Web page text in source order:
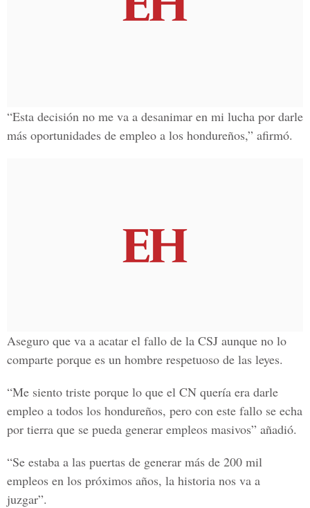
“Esta decisión no me va a desanimar en mi lucha por darle
más oportunidades de empleo a los hondureños,” afirmó.
Aseguro que va a acatar el fallo de la CSJ aunque no lo
comparte porque es un hombre respetuoso de las leyes.
“Me siento triste porque lo que el CN quería era darle
empleo a todos los hondureños, pero con este fallo se echa
por tierra que se pueda generar empleos masivos” añadió.
“Se estaba a las puertas de generar más de 200 mil
empleos en los próximos años, la historia nos va a
juzgar”.